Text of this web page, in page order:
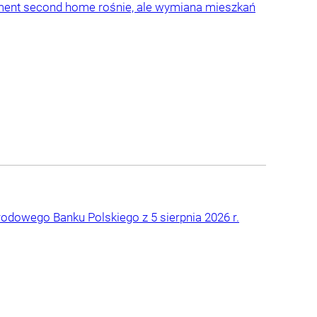
second home rośnie, ale wymiana mieszkań
Banku Polskiego z 5 sierpnia 2026 r.